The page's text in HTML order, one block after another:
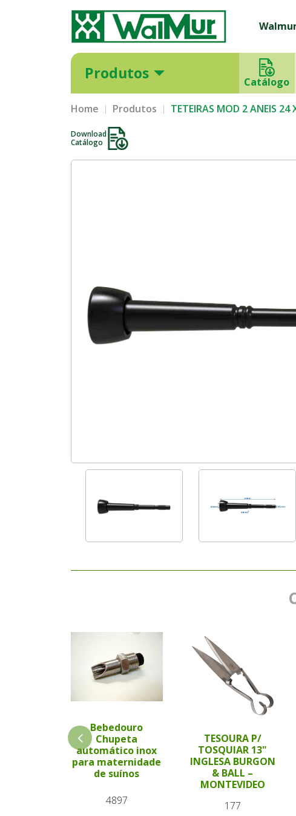
Produtos Catálogo
Home Produtos TETEIRAS MOD 2 ANEIS 24
Download
Catálogo
Bebedouro
Chupeta
automático inox
para maternidade
de suínos
4897
TESOURA P/
TOSQUIAR 13"
INGLESA BURGON
& BALL –
MONTEVIDEO
177